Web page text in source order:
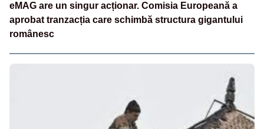
eMAG are un singur acționar. Comisia Europeană a
aprobat tranzacția care schimbă structura gigantului
românesc